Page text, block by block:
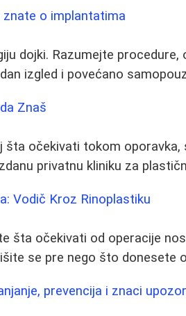
o implantatima
dojki. Razumejte procedure,
izgled i povećano
Znaš
očekivati tokom oporavka,
privatnu kliniku za
Vodič Kroz Rinoplastiku
šta očekivati od operacije
se pre nego što donesete
prevencija i znaci